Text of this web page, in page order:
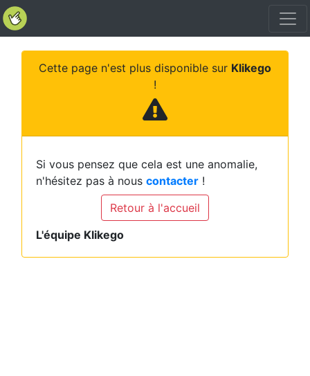
Cette page n'est plus disponible sur Klikego
!
Si vous pensez que cela est une anomalie,
n'hésitez pas à nous contacter !
Retour à l'accueil
L'équipe Klikego